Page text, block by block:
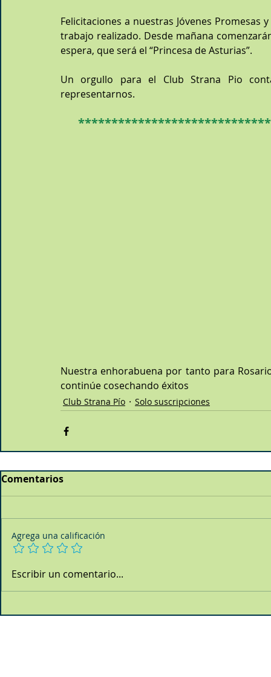
Felicitaciones a nuestras Jóvenes
trabajo realizado. Desde mañana
espera, que será el “Princesa de Asturias”.
Un orgullo para el Club Strana Pio
representarnos.
Nuestra enhorabuena por tanto para
continúe cosechando éxitos
Club Strana Pío Solo suscripciones
Comentarios
Agrega una calificación
Escribir un comentario...